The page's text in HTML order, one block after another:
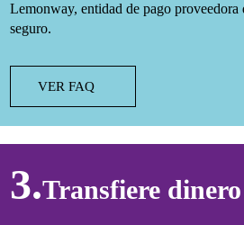
Lemonway, entidad de pago proveedora
seguro.
VER FAQ
3.Transfiere